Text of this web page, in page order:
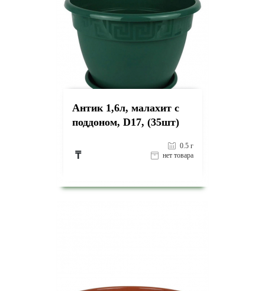
Антик 1,6л, малахит с
поддоном, D17, (35шт)
₸
0.5 г
нет товара